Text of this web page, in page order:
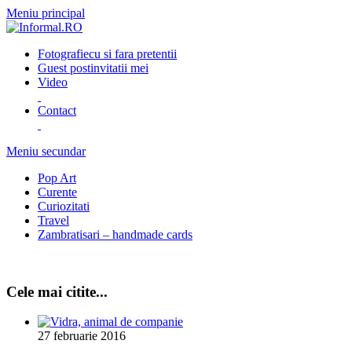
Meniu principal
Fotografiecu si fara pretentii
Guest postinvitatii mei
Video
Contact
Meniu secundar
Pop Art
Curente
Curiozitati
Travel
Zambratisari – handmade cards
Cele mai citite...
27 februarie 2016